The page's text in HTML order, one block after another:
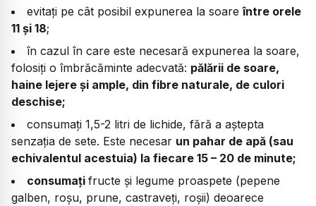
evitați pe cât posibil expunerea la soareîntre orele
11 și 18;
în cazul în care este necesară expunerea la soare,
folosiți o îmbrăcăminte adecvată: pălării de soare,
haine lejere şi ample, din fibre naturale, de culori
deschise;
consumați 1,5-2 litri de lichide, fără a aștepta
senzația de sete. Este necesar un pahar de apă (sau
echivalentul acestuia) la fiecare 15 – 20 de minute;
consumați fructe şi legume proaspete (pepene
galben, roşu, prune, castraveţi, roşii) deoarece